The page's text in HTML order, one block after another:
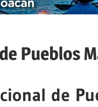
Pueblos
de